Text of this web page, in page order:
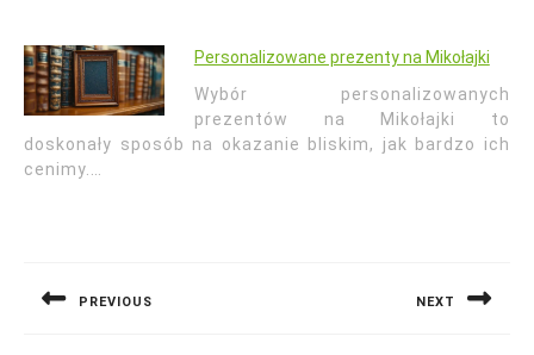
Personalizowane prezenty na Mikołajki
Wybór personalizowanych
prezentów na Mikołajki to
doskonały sposób na okazanie bliskim, jak bardzo ich
cenimy.…
PREVIOUS NEXT